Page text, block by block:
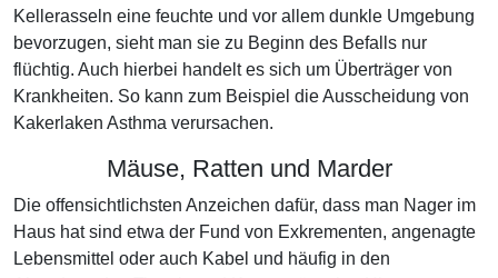
Kellerasseln eine feuchte und vor allem dunkle Umgebung
bevorzugen, sieht man sie zu Beginn des Befalls nur
flüchtig. Auch hierbei handelt es sich um Überträger von
Krankheiten. So kann zum Beispiel die Ausscheidung von
Kakerlaken Asthma verursachen.
Mäuse, Ratten und Marder
Die offensichtlichsten Anzeichen dafür, dass man Nager im
Haus hat sind etwa der Fund von Exkrementen, angenagte
Lebensmittel oder auch Kabel und häufig in den